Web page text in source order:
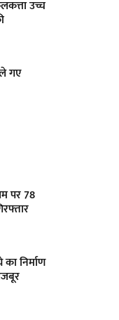
उच्च
गए
पर 78
निर्माण